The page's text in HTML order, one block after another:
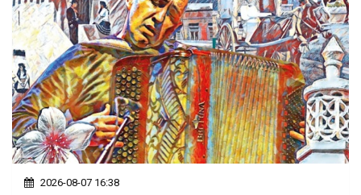
2026-08-07 16:38